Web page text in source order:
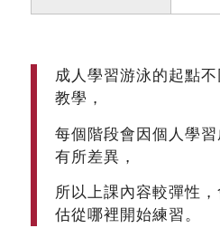
成人學習游泳的起點
教學，
每個階段會因個人學
有所差異，
所以上課內容較彈性
估從哪裡開始練習。